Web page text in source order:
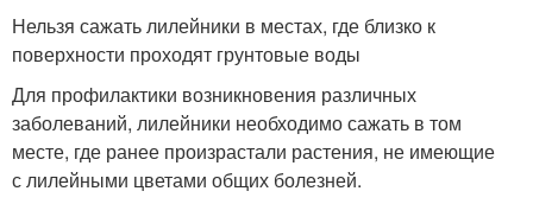
Нельзя сажать лилейники в местах, где близко к
поверхности проходят грунтовые воды
Для профилактики возникновения различных
заболеваний, лилейники необходимо сажать в том
месте, где ранее произрастали растения, не имеющие
с лилейными цветами общих болезней.